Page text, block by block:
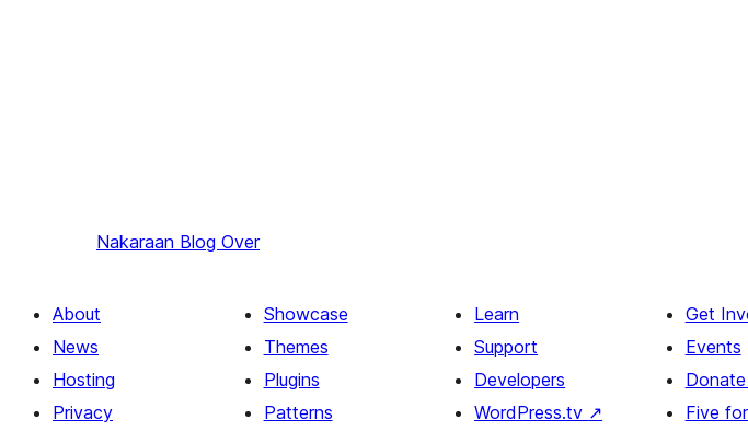
Nakaraan Blog Over
About
News
Hosting
Privacy
Showcase
Themes
Plugins
Patterns
Learn
Support
Developers
WordPress.tv ↗
Get
Events
Donate
Five